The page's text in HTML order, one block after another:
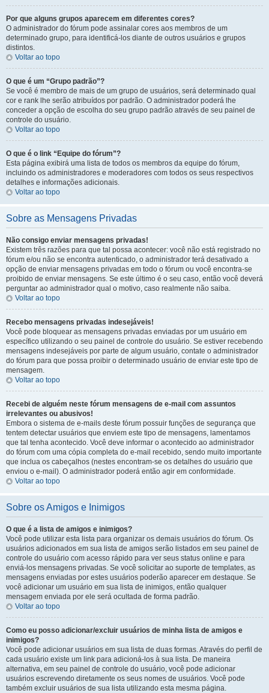
Por que alguns grupos aparecem em diferentes cores?
O administrador do fórum pode assinalar cores aos membros de um
determinado grupo, para identificá-los diante de outros usuários e grupos
distintos.
Voltar ao topo
O que é um “Grupo padrão”?
Se você é membro de mais de um grupo de usuários, será determinado qual
cor e rank lhe serão atribuídos por padrão. O administrador poderá lhe
conceder a opção de escolha do seu grupo padrão através de seu painel de
controle do usuário.
Voltar ao topo
O que é o link “Equipe do fórum”?
Esta página exibirá uma lista de todos os membros da equipe do fórum,
incluindo os administradores e moderadores com todos os seus respectivos
detalhes e informações adicionais.
Voltar ao topo
Sobre as Mensagens Privadas
Não consigo enviar mensagens privadas!
Existem três razões para que tal possa acontecer: você não está registrado no
fórum e/ou não se encontra autenticado, o administrador terá desativado a
opção de enviar mensagens privadas em todo o fórum ou você encontra-se
proibido de enviar mensagens. Se este último é o seu caso, então você deverá
perguntar ao administrador qual o motivo, caso realmente não saiba.
Voltar ao topo
Recebo mensagens privadas indesejáveis!
Você pode bloquear as mensagens privadas enviadas por um usuário em
específico utilizando o seu painel de controle do usuário. Se estiver recebendo
mensagens indesejáveis por parte de algum usuário, contate o administrador
do fórum para que possa proibir o determinado usuário de enviar este tipo de
mensagem.
Voltar ao topo
Recebi de alguém neste fórum mensagens de e-mail com assuntos
irrelevantes ou abusivos!
Embora o sistema de e-mails deste fórum possuir funções de segurança que
tentem detectar usuários que enviem este tipo de mensagens, lamentamos
que tal tenha acontecido. Você deve informar o acontecido ao administrador
do fórum com uma cópia completa do e-mail recebido, sendo muito importante
que inclua os cabeçalhos (nestes encontram-se os detalhes do usuário que
enviou o e-mail). O administrador poderá então agir em conformidade.
Voltar ao topo
Sobre os Amigos e Inimigos
O que é a lista de amigos e inimigos?
Você pode utilizar esta lista para organizar os demais usuários do fórum. Os
usuários adicionados em sua lista de amigos serão listados em seu painel de
controle do usuário com acesso rápido para ver seus status online e para
enviá-los mensagens privadas. Se você solicitar ao suporte de templates, as
mensagens enviadas por estes usuários poderão aparecer em destaque. Se
você adicionar um usuário em sua lista de inimigos, então qualquer
mensagem enviada por ele será ocultada de forma padrão.
Voltar ao topo
Como eu posso adicionar/excluir usuários de minha lista de amigos e
inimigos?
Você pode adicionar usuários em sua lista de duas formas. Através do perfil de
cada usuário existe um link para adicioná-los à sua lista. De maneira
alternativa, em seu painel de controle do usuário, você pode adicionar
usuários escrevendo diretamente os seus nomes de usuários. Você pode
também excluir usuários de sua lista utilizando esta mesma página.